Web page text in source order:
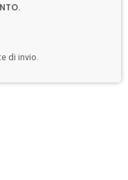
di invio.